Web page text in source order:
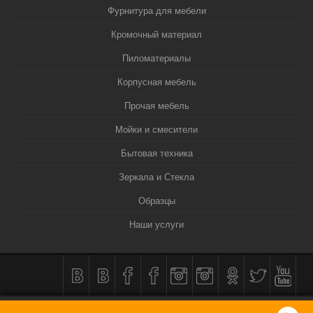
Фурнитура для мебели
Кромочный материал
Пиломатериалы
Корпусная мебель
Прочая мебель
Мойки и смесители
Бытовая техника
Зеркала и Стекла
Образцы
Наши услуги